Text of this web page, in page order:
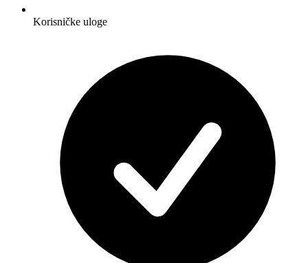
Korisničke uloge